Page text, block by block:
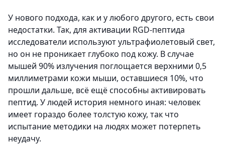
У нового подхода, как и у любого другого, есть свои
недостатки. Так, для активации RGD-пептида
исследователи используют ультрафиолетовый свет,
но он не проникает глубоко под кожу. В случае
мышей 90% излучения поглощается верхними 0,5
миллиметрами кожи мыши, оставшиеся 10%, что
прошли дальше, всё ещё способны активировать
пептид. У людей история немного иная: человек
имеет гораздо более толстую кожу, так что
испытание методики на людях может потерпеть
неудачу.